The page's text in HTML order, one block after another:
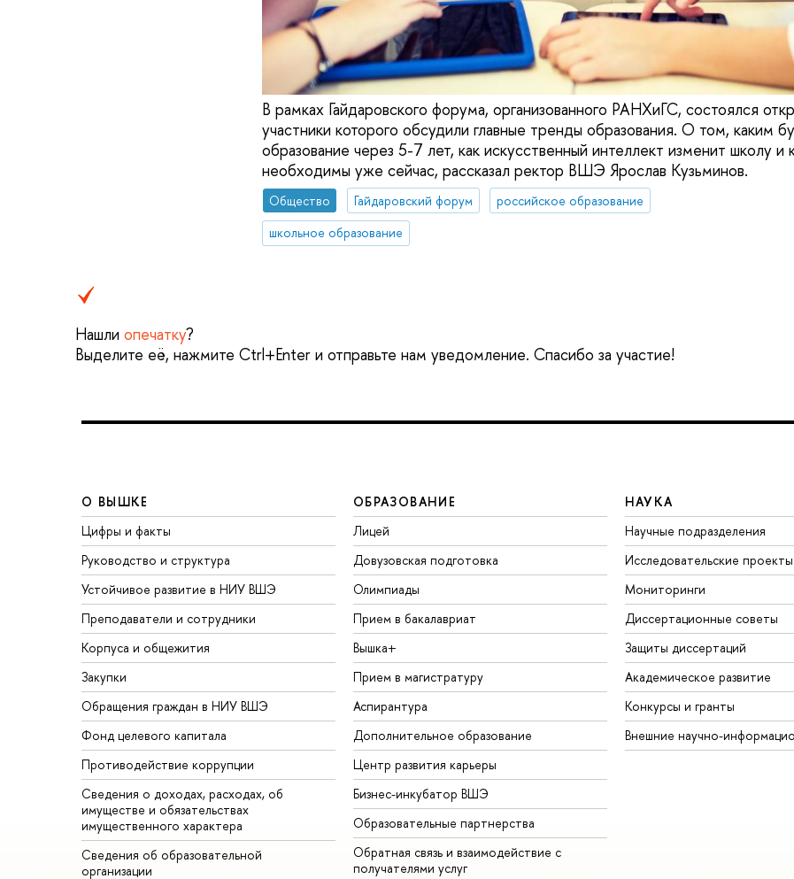
В рамках Гайдаровского форума, организованного РАНХиГС, состоялся
участники которого обсудили главные тренды образования. О том, каким
образование через 5-7 лет, как искусственный интеллект изменит школу
необходимы уже сейчас, рассказал ректор ВШЭ Ярослав Кузьминов.
Общество Гайдаровский форум
российское образование
школьное образование
Нашли опечатку?
Выделите её, нажмите Ctrl+Enter и отправьте нам уведомление. Спасибо за участие!
О ВЫШКЕ
Цифры и факты
Руководство и структура
Устойчивое развитие в НИУ ВШЭ
Преподаватели и сотрудники
Корпуса и общежития
Закупки
Обращения граждан в НИУ ВШЭ
Фонд целевого капитала
Противодействие коррупции
Сведения о доходах, расходах, об
имуществе и обязательствах
имущественного характера
Сведения об образовательной
организации
ОБРАЗОВАНИЕ
Лицей
Довузовская подготовка
Олимпиады
Прием в бакалавриат
Вышка+
Прием в магистратуру
Аспирантура
Дополнительное образование
Центр развития карьеры
Бизнес-инкубатор ВШЭ
Образовательные партнерства
Обратная связь и взаимодействие с
получателями услуг
НАУКА
Научные подразделения
Исследовательские проекты
Мониторинги
Диссертационные советы
Защиты диссертаций
Академическое развитие
Конкурсы и гранты
Внешние научно-